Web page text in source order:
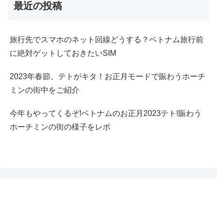
最近の投稿
旅行先でスマホのネット回線どうする？ベトナム旅行前
に絶対ゲットしておきたいSIM
2023年春節、テトがキタ！お正月モードで賑わうホーチ
ミンの街中をご紹介
今年もやってくるぞ!ベトナムのお正月2023テト!賑わう
ホーチミンの街の様子をレポ